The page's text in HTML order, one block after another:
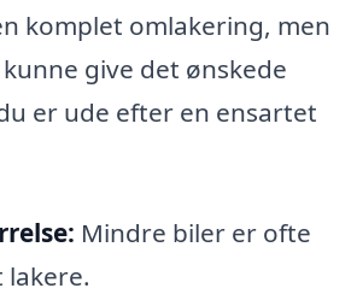
komplet omlakering, men
give det ønskede
er ude efter en ensartet
Mindre biler er ofte
lakere.